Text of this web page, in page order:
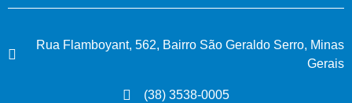
Rua Flamboyant, 562, Bairro São Geraldo Serro, Minas
Gerais
(38) 3538-0005